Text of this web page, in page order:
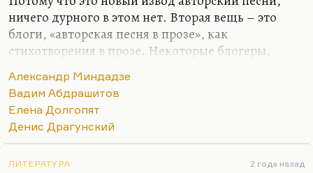
проведено это различие. А…
ничего дурного в этом нет. Вторая вещь – это
блоги, «авторская песня в прозе», как
стихотворения в прозе. Некоторые блогеры,
ощущение нового жанра. Вот Денис Драгунский
в свое время популяризовал такой жанр, как
«рассказ на одной ладони». То есть это рассказ,
который можно накрыть ладонью одной руки.
Денис Драгунский – это проза будущего, многих
Александр Миндадзе
Вадим Абдрашитов
Елена Долгопят
Денис Драгунский
ЛИТЕРАТУРА 2 года назад